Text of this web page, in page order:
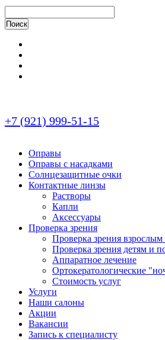
+7 (921) 999-51-15
Оправы
Оправы с насадками
Солнцезащитные очки
Контактные линзы
Растворы
Капли
Аксессуары
Проверка зрения
Проверка зрения взрослым
Проверка зрения детям и
Аппаратное лечение
Ортокератологические
Стоимость услуг
Услуги
Наши салоны
Акции
Вакансии
Запись к специалисту